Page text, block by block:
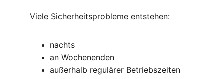
Viele Sicherheitsprobleme entstehen:
nachts
an Wochenenden
außerhalb regulärer Betriebszeiten